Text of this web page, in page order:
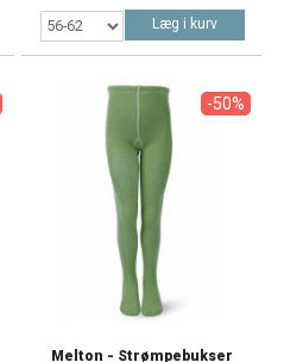
Læg i kurv
-50%
Melton - Strømpebukser